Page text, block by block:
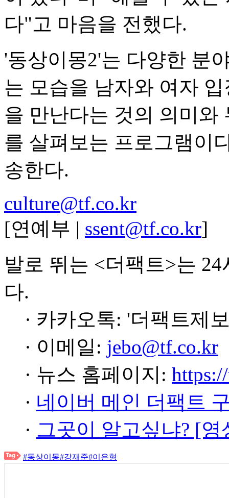
다"고 마음을 전했다.
'동상이몽2'는 다양한 분
는 모습을 남자와 여자
을 만난다는 것의 의미와
를 살펴보는 프로그램이
송한다.
culture@tf.co.kr
[연예부 | ssent@tf.co.kr]
발로 뛰는 <더팩트>는
다.
· 카카오톡: '더팩트제
· 이메일: jebo@tf.co.kr
· 뉴스 홈페이지:
· 네이버 메인 더팩트
· 그곳이 알고싶냐? [
#동상이몽#강재준#이은형